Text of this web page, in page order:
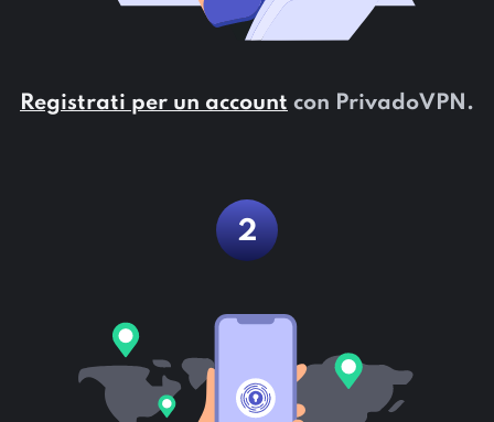
Registrati per un account con PrivadoVPN.
2